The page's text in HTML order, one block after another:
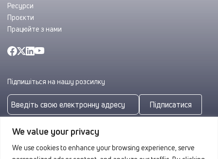
We value your privacy
We use cookies to enhance your browsing experience, serve
Ресурси
Проєкти
Працюйте з нами
Підпишіться на нашу розсилку
Підписатися
Підписуючись, ви погоджуєтеся з нашою
конфіденційності